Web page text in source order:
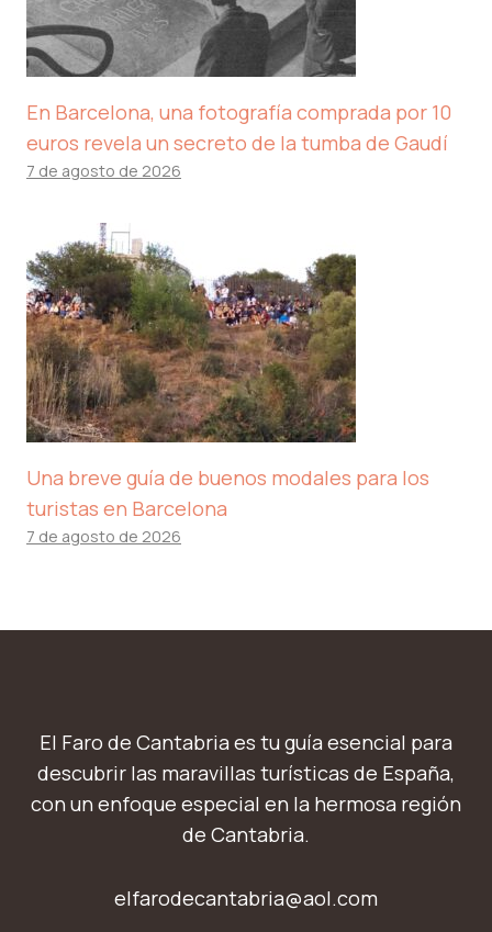
En Barcelona, ​​una fotografía comprada por 10
euros revela un secreto de la tumba de Gaudí
7 de agosto de 2026
Una breve guía de buenos modales para los
turistas en Barcelona
7 de agosto de 2026
El Faro de Cantabria es tu guía esencial para
descubrir las maravillas turísticas de España,
con un enfoque especial en la hermosa región
de Cantabria.
elfarodecantabria@aol.com